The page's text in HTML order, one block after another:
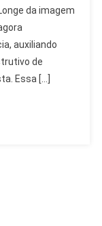
da imagem
auxiliando
de
Essa […]